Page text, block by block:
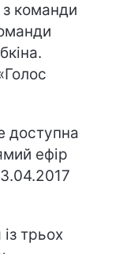
команди
доступна
ефір
трьох